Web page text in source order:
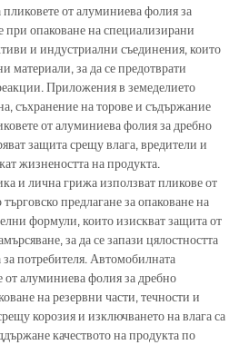
от алуминиева фолия за
при опаковане на специализирани
и индустриални съединения, които
материали, за да се предотврати
Приложения в земеделието
съхранение на торове и съдържание
от алуминиева фолия за дребно
защита срещу влага, вредители и
жизнеността на продукта.
и лична грижа използват пликове от
предлагане за опаковане на
формули, които изискват защита от
за да се запази цялостността
потребителя. Автомобилната
алуминиева фолия за дребно
на резервни части, течности и
корозия и изключването на влага са
качеството на продукта по